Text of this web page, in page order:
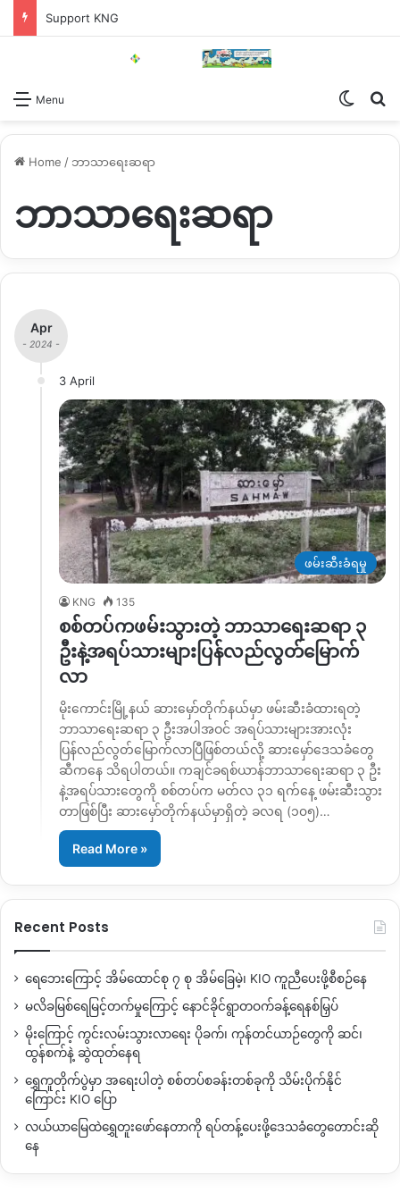
Support KNG
Menu
Home / ဘာသာရေးဆရာ
ဘာသာရေးဆရာ
Apr
- 2024 -
3 April
ဖမ်းဆီးခံရမှု
KNG 135
စစ်တပ်ကဖမ်းသွားတဲ့ ဘာသာရေးဆရာ ၃
ဦးနဲ့အရပ်သားများပြန်လည်လွတ်မြောက်
လာ
မိုးကောင်းမြို့နယ် ဆားမှော်တိုက်နယ်မှာ ဖမ်းဆီးခံထားရတဲ့
ဘာသာရေးဆရာ ၃ ဦးအပါအဝင် အရပ်သားများအားလုံး
ပြန်လည်လွတ်မြောက်လာပြီဖြစ်တယ်လို့ ဆားမှော်ဒေသခံတွေ
ဆီကနေ သိရပါတယ်။ ကချင်ခရစ်ယာန်ဘာသာရေးဆရာ ၃ ဦး
နဲ့အရပ်သားတွေကို စစ်တပ်က မတ်လ ၃၁ ရက်နေ့ ဖမ်းဆီးသွား
တာဖြစ်ပြီး ဆားမှော်တိုက်နယ်မှာရှိတဲ့ ခလရ (၁၀၅)…
Read More »
Recent Posts
ရေဘေးကြောင့် အိမ်ထောင်စု ၇ စု အိမ်ခြေမဲ့၊ KIO ကူညီပေးဖို့စီစဉ်နေ
မလိခမြစ်ရေမြင့်တက်မှုကြောင့် နောင်ခိုင်ရွာတဝက်ခန့်ရေနစ်မြှပ်
မိုးကြောင့် ကွင်းလမ်းသွားလာရေး ပိုခက်၊ ကုန်တင်ယာဉ်တွေကို ဆင်၊
ထွန်စက်နဲ့ ဆွဲထုတ်နေရ
ရွှေကူတိုက်ပွဲမှာ အရေးပါတဲ့ စစ်တပ်စခန်းတစ်ခုကို သိမ်းပိုက်နိုင်
ကြောင်း KIO ပြော
လယ်ယာမြေထဲရွှေတူးဖော်နေတာကို ရပ်တန့်ပေးဖို့ဒေသခံတွေတောင်းဆို
နေ